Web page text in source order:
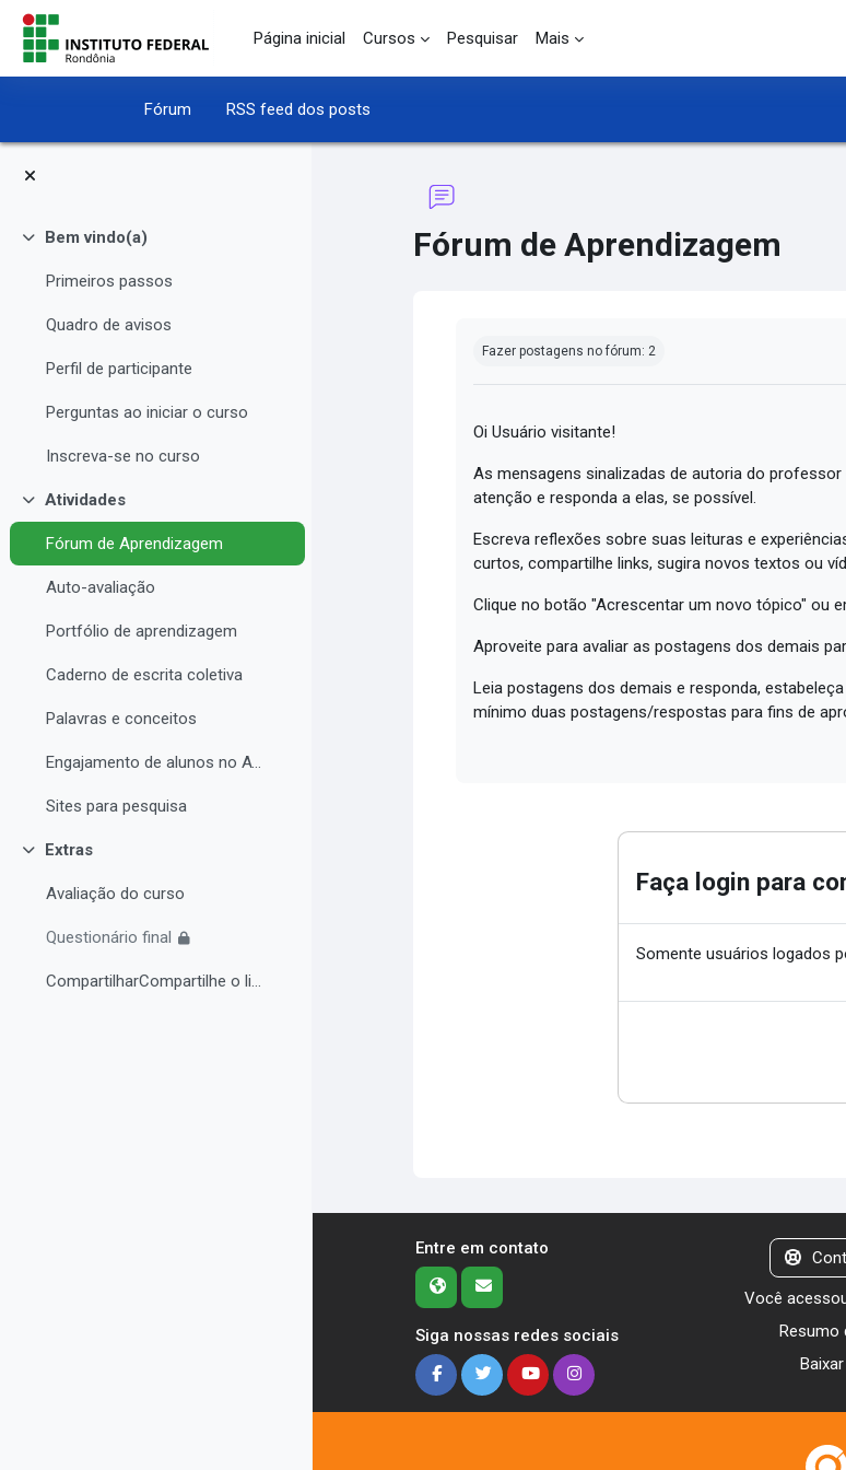
Ir para o conteúdo principal
Página inicial
Cursos Pesquisar Mais
Fórum RSS feed dos posts
Contrair
Bem vindo(a)
Primeiros passos
Quadro de avisos
Perfil de participante
Perguntas ao iniciar o curso
Inscreva-se no curso
Contrair
Atividades
Fórum de Aprendizagem
Auto-avaliação
Portfólio de aprendizagem
Caderno de escrita coletiva
Palavras e conceitos
Engajamento de alunos no AVA e Desempenho Acadêmico
Sites para pesquisa
Contrair
Extras
Avaliação do curso
Questionário final
CompartilharCompartilhe o link do curso em suas re...
Fórum de Aprendizagem
Fazer postagens no fórum: 2
Oi Usuário visitante!
As mensagens sinalizadas de autoria do
atenção e responda a elas, se possível.
Escreva reflexões sobre suas leituras e
curtos, compartilhe links, sugira novos textos ou
Clique no botão "Acrescentar um novo tópico" ou
Aproveite para avaliar as postagens dos demais
Leia postagens dos demais e responda,
mínimo duas postagens/respostas para fins de
Faça login para
Somente usuários logados
Entre em contato
Siga nossas redes sociais
Você
Resumo